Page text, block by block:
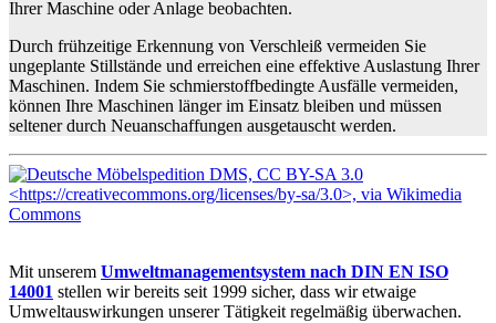
Ihrer Maschine oder Anlage beobachten.
Durch frühzeitige Erkennung von Verschleiß vermeiden Sie
ungeplante Stillstände und erreichen eine effektive Auslastung Ihrer
Maschinen. Indem Sie schmierstoffbedingte Ausfälle vermeiden,
können Ihre Maschinen länger im Einsatz bleiben und müssen
seltener durch Neuanschaffungen ausgetauscht werden.
Mit unserem Umweltmanagementsystem nach DIN EN ISO
14001 stellen wir bereits seit 1999 sicher, dass wir etwaige
Umweltauswirkungen unserer Tätigkeit regelmäßig überwachen.